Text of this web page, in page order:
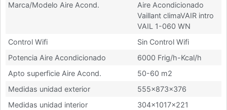
Marca/Modelo Aire Acond.
Aire Acondicionado
Vaillant climaVAIR intro
VAIL 1-060 WN
Control Wifi
Sin Control Wifi
Potencia Aire Acondicionado
6000 Frig/h-Kcal/h
Apto superficie Aire Acond.
50-60 m2
Medidas unidad exterior
555x873x376
Medidas unidad interior
304x1017x221